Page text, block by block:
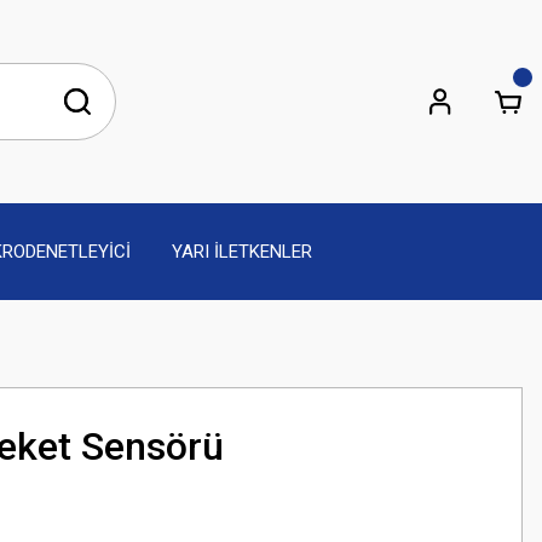
YARI İLETKENLER
Sensörü